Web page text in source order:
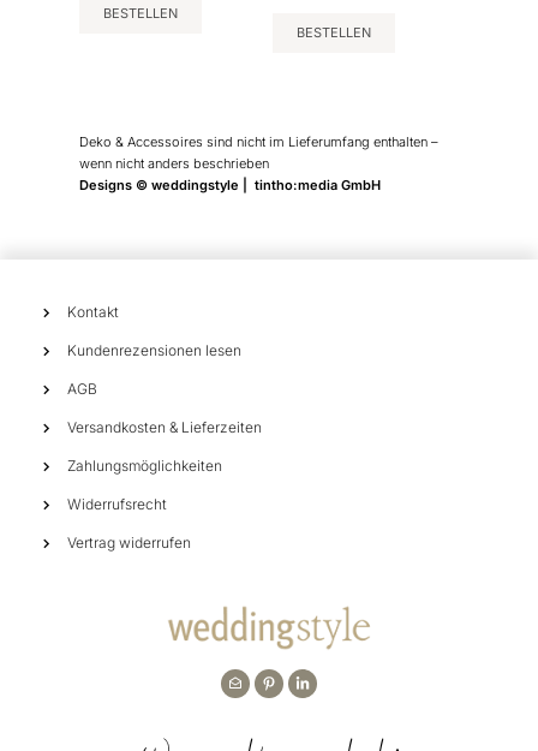
BESTELLEN
BESTELLEN
Deko & Accessoires sind nicht im Lieferumfang enthalten –
wenn nicht anders beschrieben
Designs © weddingstyle | tintho:media GmbH
Kontakt
Kundenrezensionen lesen
AGB
Versandkosten & Lieferzeiten
Zahlungsmöglichkeiten
Widerrufsrecht
Vertrag widerrufen